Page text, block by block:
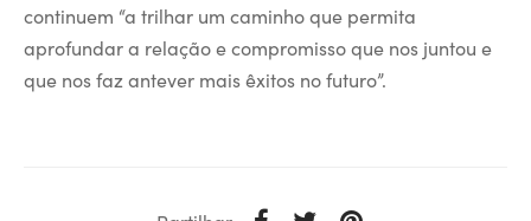
continuem “a trilhar um caminho que permita
aprofundar a relação e compromisso que nos juntou e
que nos faz antever mais êxitos no futuro”.